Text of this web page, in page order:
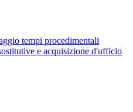
tempi procedimentali
e acquisizione d'ufficio